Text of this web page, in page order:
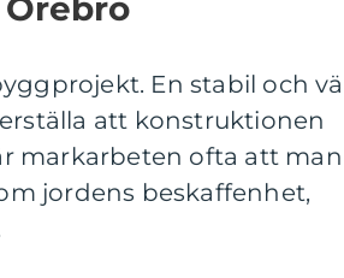
En stabil och
att konstruktionen
markarbeten ofta att man
jordens beskaffenhet,